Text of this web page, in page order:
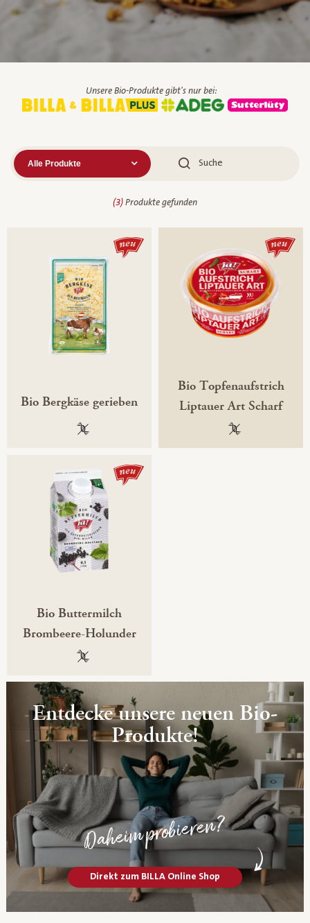
Unsere Bio-Produkte gibt's nur bei:
(3) Produkte gefunden
Bio Bergkäse gerieben
100 % gentechnikfrei
Bio Topfenaufstrich
Liptauer Art Scharf
100 %
Bio Buttermilch
Brombeere-Holunder
100 % gentechnikfrei
Daheim probieren?
Direkt zum BILLA Online Shop
Entdecke unsere neuen Bio-
Produkte!